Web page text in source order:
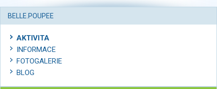
BELLE.POUPEE
AKTIVITA
INFORMACE
FOTOGALERIE
BLOG